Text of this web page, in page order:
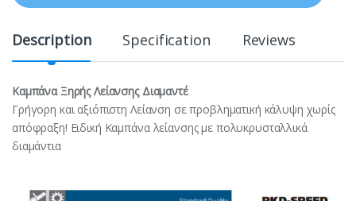
Description Specification Reviews
Καμπάνα Ξηρής Λείανσης Διαμαντέ
Γρήγορη και αξιόπιστη Λείανση σε προβληματική κάλυψη χωρίς
απόφραξη! Ειδική Καμπάνα λείανσης με πολυκρυσταλλικά
διαμάντια